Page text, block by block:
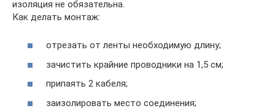
изоляция не обязательна.
Как делать монтаж:
отрезать от ленты необходимую длину;
зачистить крайние проводники на 1,5 см;
припаять 2 кабеля;
заизолировать место соединения;